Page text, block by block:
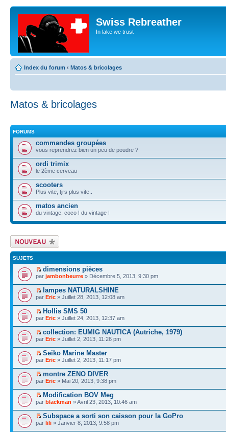
Swiss Rebreather
In lake we trust
Index du forum ‹ Matos & bricolages
Matos & bricolages
FORUMS
commandes groupées
vous reprendrez bien un peu de poudre ?
ordi trimix
le 2ème cerveau
scooters
Plus vite, tjrs plus vite..
matos ancien
du vintage, coco ! du vintage !
Écrire un nouveau
sujet
SUJETS
dimensions pièces
par jambonbeurre » Décembre 5, 2013, 9:30 pm
lampes NATURALSHINE
par Eric » Juillet 28, 2013, 12:08 am
Hollis SMS 50
par Eric » Juillet 24, 2013, 12:37 am
collection: EUMIG NAUTICA (Autriche, 1979)
par Eric » Juillet 2, 2013, 11:26 pm
Seiko Marine Master
par Eric » Juillet 2, 2013, 11:17 pm
montre ZENO DIVER
par Eric » Mai 20, 2013, 9:38 pm
Modification BOV Meg
par blackman » Avril 23, 2013, 10:46 am
Subspace a sorti son caisson pour la GoPro
par lili » Janvier 8, 2013, 9:58 pm